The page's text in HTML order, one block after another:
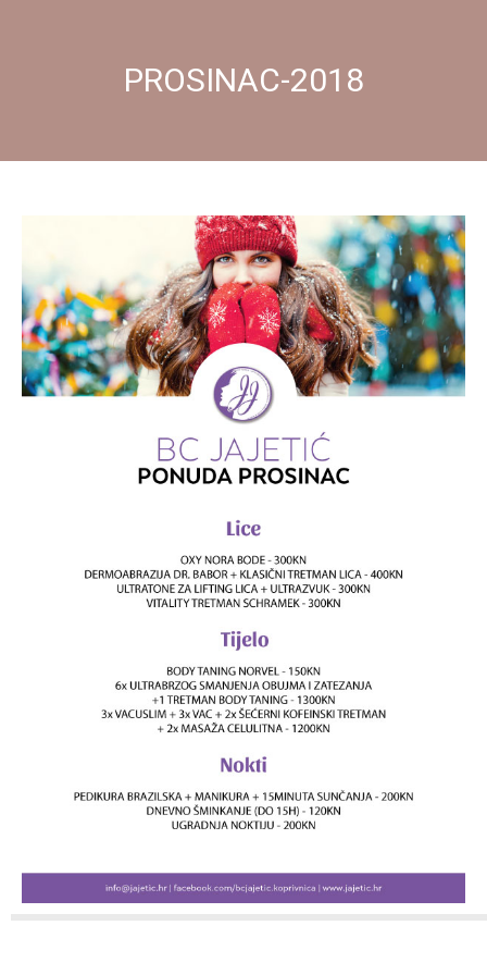
PROSINAC-2018